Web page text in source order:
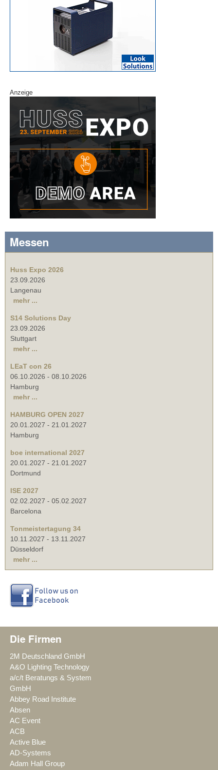
Anzeige
Messen
Huss Expo 2026
23.09.2026
Langenau
mehr ...
S14 Solutions Day
23.09.2026
Stuttgart
mehr ...
LEaT con 26
06.10.2026 - 08.10.2026
Hamburg
mehr ...
HAMBURG OPEN 2027
20.01.2027 - 21.01.2027
Hamburg
boe international 2027
20.01.2027 - 21.01.2027
Dortmund
ISE 2027
02.02.2027 - 05.02.2027
Barcelona
Tonmeistertagung 34
10.11.2027 - 13.11.2027
Düsseldorf
mehr ...
Die Firmen
2M Deutschland GmbH
A&O Lighting Technology
a/c/t Beratungs & System
GmbH
Abbey Road Institute
Absen
AC Event
ACB
Active Blue
AD-Systems
Adam Hall Group